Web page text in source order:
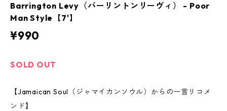
Barrington Levy（バーリントンリーヴィ） - Poor
Man Style【7'】
¥990
SOLD OUT
【Jamaican Soul（ジャマイカンソウル）からの一言リコメ
ンド】